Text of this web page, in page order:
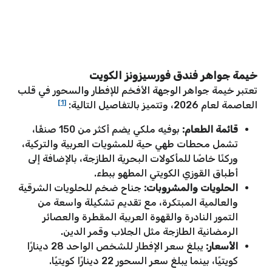
خيمة جواهر فندق فورسيزونز الكويت
تعتبر خيمة جواهر الوجهة الأفخم للإفطار والسحور في قلب
العاصمة لعام 2026، وتتميز بالتفاصيل التالية:
[1]
قائمة الطعام:
بوفيه ملكي يضم أكثر من 150 صنفًا،
تشمل محطات طهي حية للمشويات العربية والتركية،
وركنًا خاصًا للمأكولات البحرية الطازجة، بالإضافة إلى
أطباق القوزي الكويتي المطهو ببطء.
الحلويات والمشروبات: جناح ضخم للحلويات الشرقية
والعالمية المبتكرة، مع تقديم تشكيلة واسعة من
التمور النادرة والقهوة العربية المقطرة والعصائر
الرمضانية الطازجة مثل الجلاب وقمر الدين.
الأسعار:
يبلغ سعر الإفطار للشخص الواحد 28 دينارًا
كويتيًا، بينما يبلغ سعر السحور 22 دينارًا كويتيًا.